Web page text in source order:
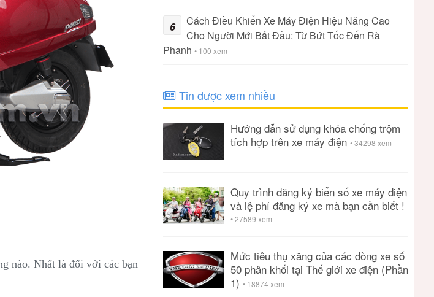
nào. Nhất là đối với các bạn
6
Cách Điều Khiển Xe Máy Điện Hiệu Năng Cao
Cho Người Mới Bắt Đầu: Từ Bứt Tốc Đến Rà
Phanh • 100 xem
Tin được xem nhiều
Hướng dẫn sử dụng khóa chống trộm
tích hợp trên xe máy điện • 34298 xem
Quy trình đăng ký biển số xe máy điện
và lệ phí đăng ký xe mà bạn cần biết !
• 27589 xem
Mức tiêu thụ xăng của các dòng xe số
50 phân khối tại Thế giới xe điện (Phần
1) • 18874 xem